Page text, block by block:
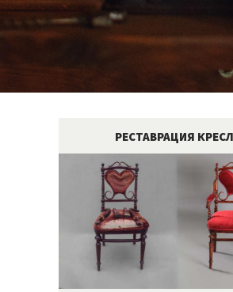
+38(068)95-45-535
РЕСТАВРАЦИЯ